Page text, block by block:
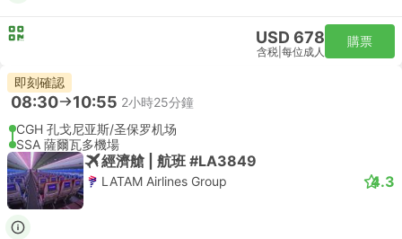
USD 678
含税 每位成人
購票
即刻確認
08:30 10:55 2小時25分鐘
CGH 孔戈尼亚斯/圣保罗机场
SSA 薩爾瓦多機場
經濟艙 | 航班 #LA3849
LATAM Airlines Group 4.3